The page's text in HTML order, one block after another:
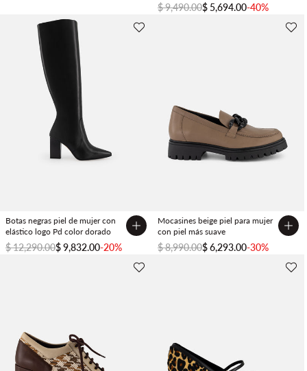
$ 9,490.00$ 5,694.00-40%
Botas negras piel de mujer con
elástico logo Pd color dorado
$ 12,290.00$ 9,832.00-20%
Mocasines beige piel para mujer
con piel más suave
$ 8,990.00$ 6,293.00-30%